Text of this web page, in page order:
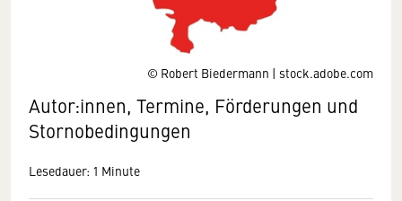
© Robert Biedermann | stock.adobe.com
Autor:innen, Termine, Förderungen und
Stornobedingungen
Lesedauer: 1 Minute